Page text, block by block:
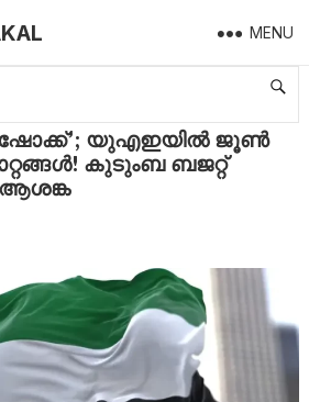
MENU
യുഎഇയിൽ ജൂൺ മുതൽ നിരവധി മാറ്റങ്ങൾ! കുടുംബ ബജറ്റ് താളംതെറ്റുമെന്ന് ആശങ്ക
യുഎഇയിൽ ജൂൺ
കുടുംബ ബജറ്റ്
ആശങ്ക